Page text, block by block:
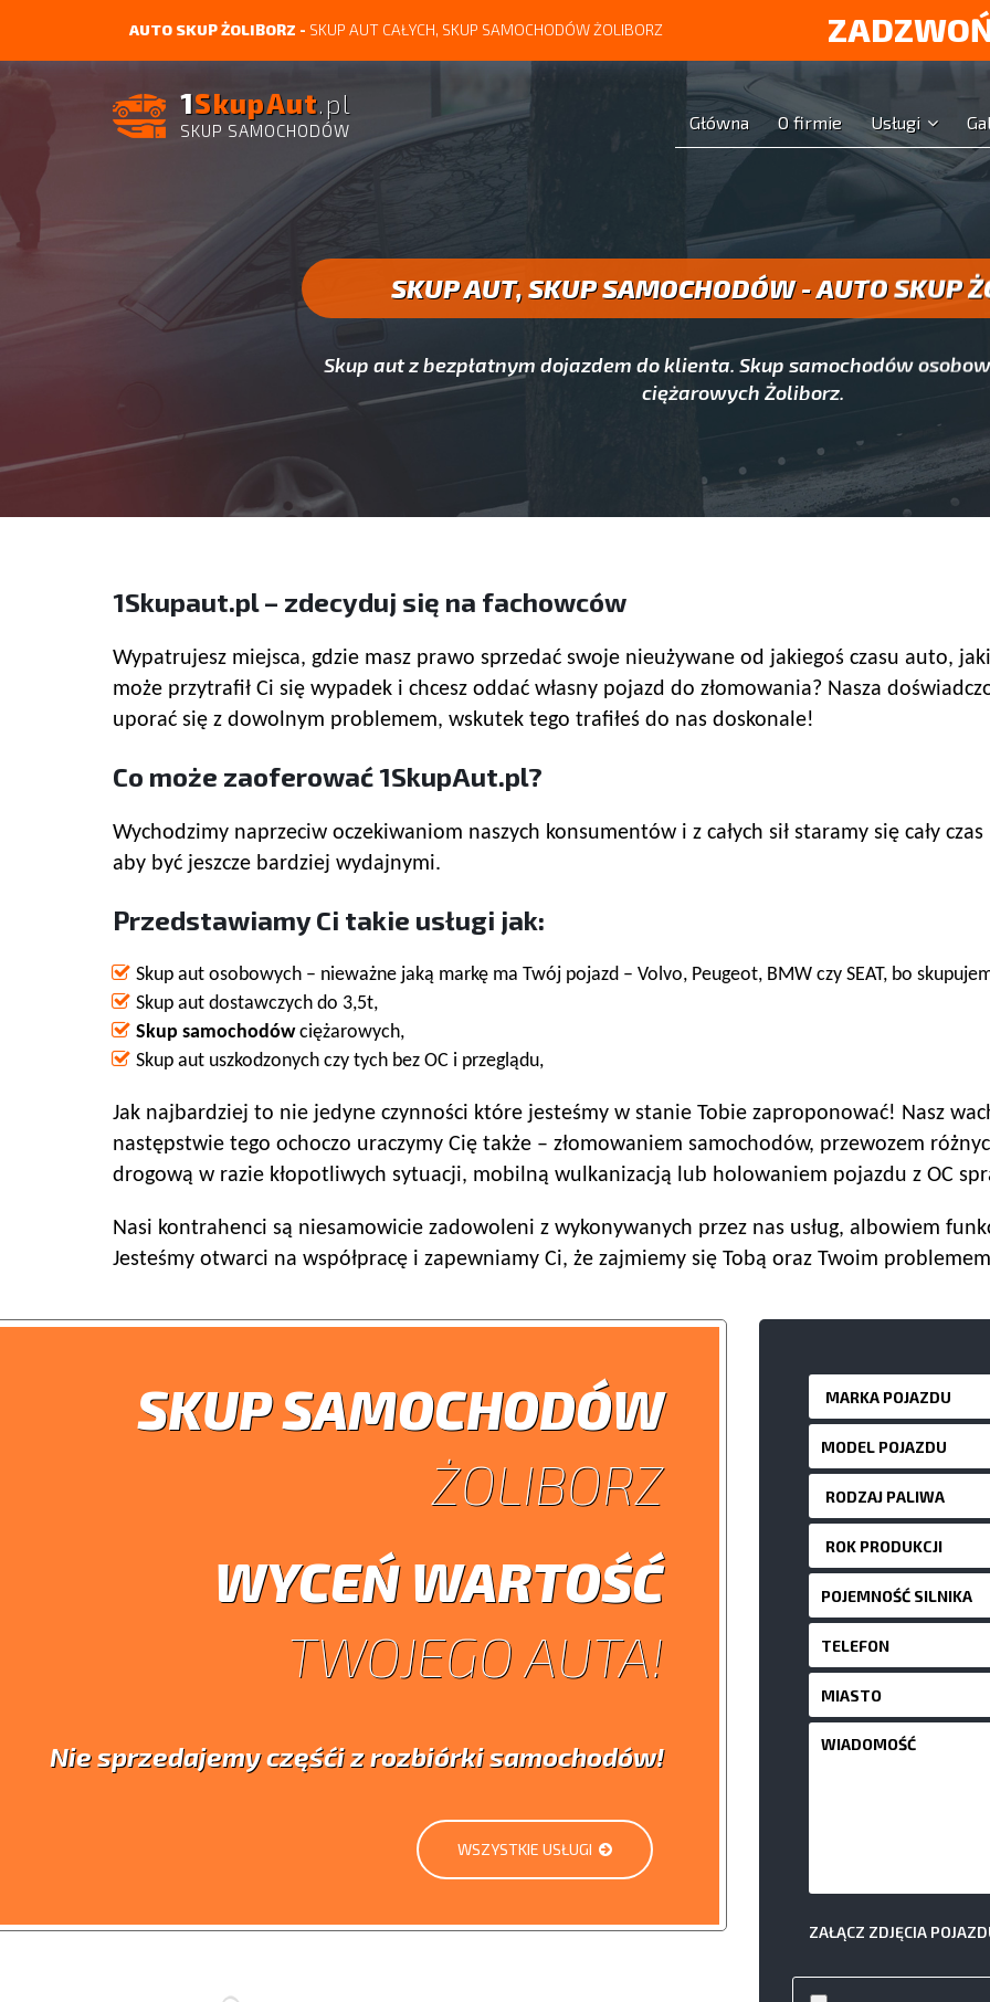
AUTO SKUP ŻOLIBORZ - SKUP AUT CAŁYCH, SKUP SAMOCHODÓW ŻOLIBORZ
1SkupAut.pl
SKUP SAMOCHODÓW Główna O firmie Usługi
SKUP AUT, SKUP SAMOCHODÓW - AUTO SKUP
Skup aut z bezpłatnym dojazdem do klienta. Skup samochodów
ciężarowych Żoliborz.
1Skupaut.pl – zdecyduj się na fachowców
Wypatrujesz miejsca, gdzie masz prawo sprzedać swoje nieużywane od jakiegoś czasu auto,
może przytrafił Ci się wypadek i chcesz oddać własny pojazd do złomowania? Nasza
uporać się z dowolnym problemem, wskutek tego trafiłeś do nas doskonale!
Co może zaoferować 1SkupAut.pl?
Wychodzimy naprzeciw oczekiwaniom naszych konsumentów i z całych sił staramy się cały
aby być jeszcze bardziej wydajnymi.
Przedstawiamy Ci takie usługi jak:
Skup aut osobowych – nieważne jaką markę ma Twój pojazd – Volvo, Peugeot, BMW czy SEAT, bo
Skup aut dostawczych do 3,5t,
Skup samochodówciężarowych,
Skup aut uszkodzonych czy tych bez OC i przeglądu,
Jak najbardziej to nie jedyne czynności które jesteśmy w stanie Tobie zaproponować! Nasz
następstwie tego ochoczo uraczymy Cię także – złomowaniem samochodów, przewozem
drogową w razie kłopotliwych sytuacji, mobilną wulkanizacją lub holowaniem pojazdu z OC
Nasi kontrahenci są niesamowicie zadowoleni z wykonywanych przez nas usług, albowiem
Jesteśmy otwarci na współpracę i zapewniamy Ci, że zajmiemy się Tobą oraz Twoim
SKUP SAMOCHODÓW
ŻOLIBORZ
WYCEŃ WARTOŚĆ
TWOJEGO AUTA!
Nie sprzedajemy częśći z rozbiórki samochodów!
WSZYSTKIE USŁUGI
ZAŁĄCZ ZDJĘCIA